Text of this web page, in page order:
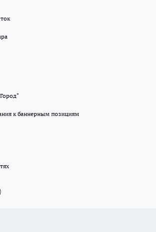
к баннерным позициям